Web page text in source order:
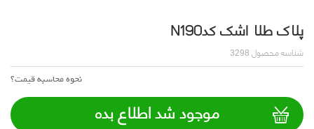
پلاک طلا اشک کدN190
شناسه محصول
نحوه محاسبه قیمت؟
موجود شد اطلاع بده